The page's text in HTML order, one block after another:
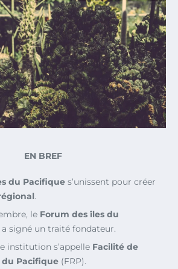
EN BREF
du Pacifique s’unissent pour créer
.
le Forum des îles du
a signé un traité fondateur.
institution s’appelle Facilité de
du Pacifique (FRP).